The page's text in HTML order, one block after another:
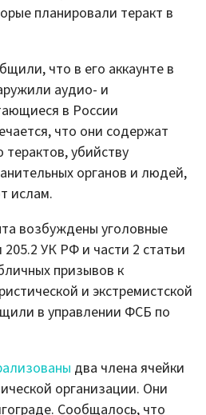
планировали теракт в
что в его аккаунте в
аудио- и
в России
что они содержат
убийству
органов и людей,
ислам.
возбуждены уголовные
205.2 УК РФ и части 2 статьи
призывов к
и экстремистской
в управлении ФСБ по
два члена ячейки
организации. Они
Сообщалось, что